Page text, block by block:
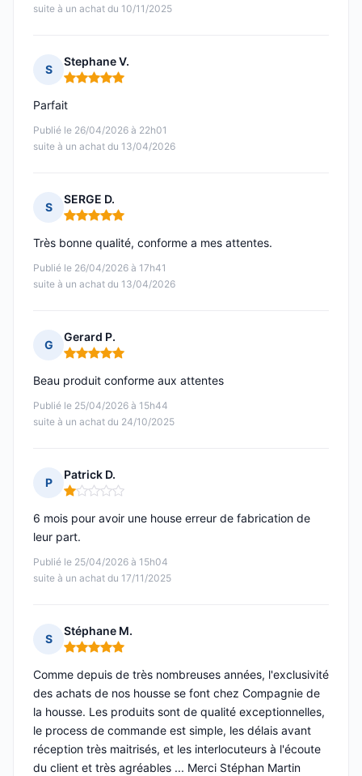
suite à un achat du 10/11/2025
S
Stephane V.
Note : 5 sur 5
Publié le 26/04/2026 à 22h01
suite à un achat du 13/04/2026
Parfait
S
SERGE D.
Note : 5 sur 5
Publié le 26/04/2026 à 17h41
suite à un achat du 13/04/2026
Très bonne qualité, conforme a mes attentes.
G
Gerard P.
Note : 5 sur 5
Publié le 25/04/2026 à 15h44
suite à un achat du 24/10/2025
Beau produit conforme aux attentes
P
Patrick D.
Note : 1 sur 5
Publié le 25/04/2026 à 15h04
suite à un achat du 17/11/2025
6 mois pour avoir une house erreur de fabrication de
leur part.
S
Stéphane M.
Note : 5 sur 5
Comme depuis de très nombreuses années, l'exclusivité
des achats de nos housse se font chez Compagnie de
la housse. Les produits sont de qualité exceptionnelles,
le process de commande est simple, les délais avant
réception très maitrisés, et les interlocuteurs à l'écoute
du client et très agréables ... Merci Stéphan Martin